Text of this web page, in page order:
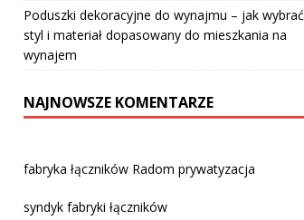
Poduszki dekoracyjne do wynajmu – jak wybrać
styl i materiał dopasowany do mieszkania na
wynajem
NAJNOWSZE KOMENTARZE
fabryka łączników Radom prywatyzacja
syndyk fabryki łączników